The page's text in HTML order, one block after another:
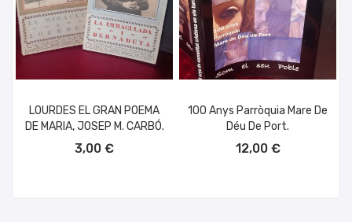
LOURDES EL GRAN POEMA
DE MARIA, JOSEP M. CARBÓ.
3,00 €
100 Anys Parròquia Mare De
Déu De Port.
12,00 €